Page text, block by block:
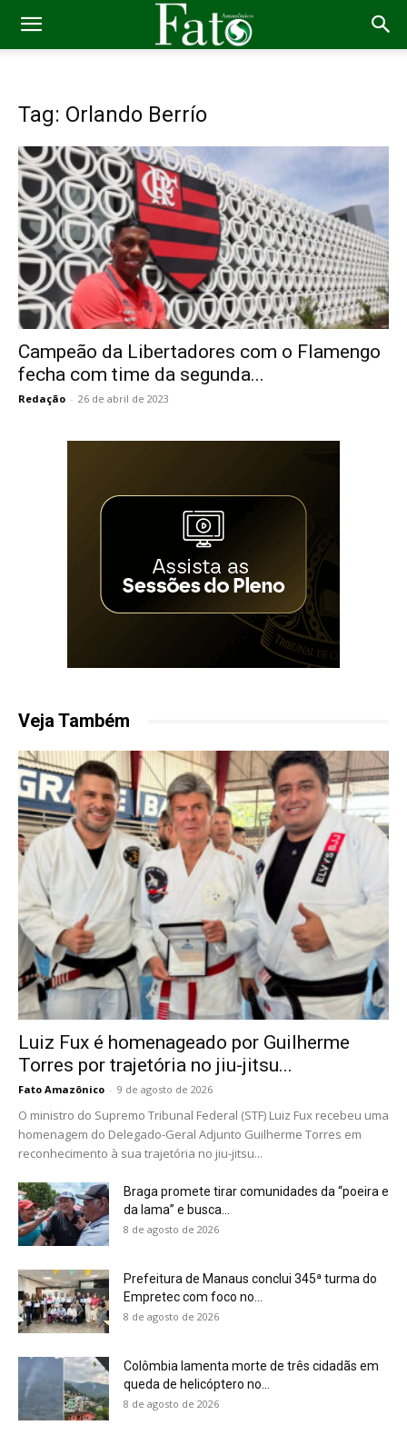
Tag: Orlando Berrío
Campeão da Libertadores com o Flamengo
fecha com time da segunda...
Redação - 26 de abril de 2023
Veja Também
Luiz Fux é homenageado por Guilherme
Torres por trajetória no jiu-jitsu...
Fato Amazônico - 9 de agosto de 2026
O ministro do Supremo Tribunal Federal (STF) Luiz Fux recebeu uma
homenagem do Delegado-Geral Adjunto Guilherme Torres em
reconhecimento à sua trajetória no jiu-jitsu...
Braga promete tirar comunidades da “poeira e
da lama” e busca...
8 de agosto de 2026
Prefeitura de Manaus conclui 345ª turma do
Empretec com foco no...
8 de agosto de 2026
Colômbia lamenta morte de três cidadãs em
queda de helicóptero no...
8 de agosto de 2026